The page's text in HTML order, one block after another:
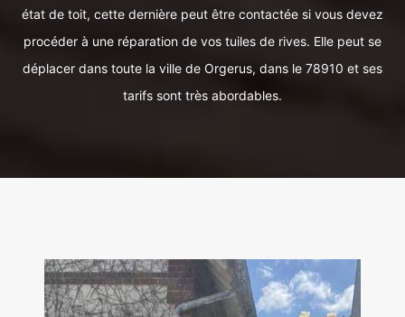
état de toit, cette dernière peut être contactée si vous devez
procéder à une réparation de vos tuiles de rives. Elle peut se
déplacer dans toute la ville de Orgerus, dans le 78910 et ses
tarifs sont très abordables.